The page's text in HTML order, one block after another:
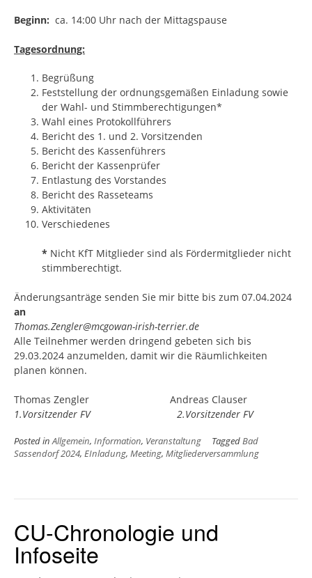
Beginn: ca. 14:00 Uhr nach der Mittagspause
Tagesordnung:
Begrüßung
Feststellung der ordnungsgemäßen Einladung sowie
der Wahl- und Stimmberechtigungen*
Wahl eines Protokollführers
Bericht des 1. und 2. Vorsitzenden
Bericht des Kassenführers
Bericht der Kassenprüfer
Entlastung des Vorstandes
Bericht des Rasseteams
Aktivitäten
Verschiedenes
* Nicht KfT Mitglieder sind als Fördermitglieder nicht
stimmberechtigt.
Änderungsanträge senden Sie mir bitte bis zum 07.04.2024
an
Thomas.Zengler@mcgowan-irish-terrier.de
Alle Teilnehmer werden dringend gebeten sich bis
29.03.2024 anzumelden, damit wir die Räumlichkeiten
planen können.
Thomas Zengler Andreas Clauser
1.Vorsitzender FV
2.Vorsitzender FV
Posted inAllgemein, Information, Veranstaltung TaggedBad
Sassendorf 2024, EInladung, Meeting, Mitgliederversammlung
CU-Chronologie und
Infoseite